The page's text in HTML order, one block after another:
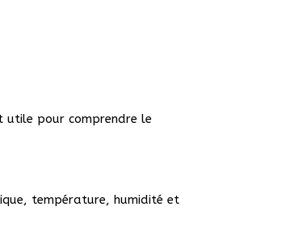
utile pour comprendre le
température, humidité et